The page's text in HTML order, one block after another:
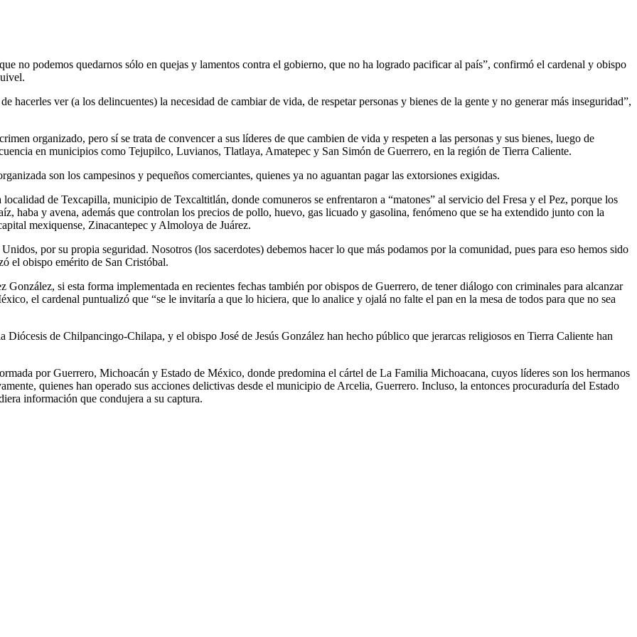
no podemos quedarnos sólo en quejas y lamentos contra el gobierno, que no ha logrado pacificar al país”, confirmó el cardenal y obispo
hacerles ver (a los delincuentes) la necesidad de cambiar de vida, de respetar personas y bienes de la gente y no generar más inseguridad”,
organizado, pero sí se trata de convencer a sus líderes de que cambien de vida y respeten a las personas y sus bienes, luego de
en municipios como Tejupilco, Luvianos, Tlatlaya, Amatepec y San Simón de Guerrero, en la región de Tierra Caliente.
son los campesinos y pequeños comerciantes, quienes ya no aguantan pagar las extorsiones exigidas.
de Texcapilla, municipio de Texcaltitlán, donde comuneros se enfrentaron a “matones” al servicio del Fresa y el Pez, porque los
haba y avena, además que controlan los precios de pollo, huevo, gas licuado y gasolina, fenómeno que se ha extendido junto con la
mexiquense, Zinacantepec y Almoloya de Juárez.
por su propia seguridad. Nosotros (los sacerdotes) debemos hacer lo que más podamos por la comunidad, pues para eso hemos sido
el obispo emérito de San Cristóbal.
si esta forma implementada en recientes fechas también por obispos de Guerrero, de tener diálogo con criminales para alcanzar
el cardenal puntualizó que “se le invitaría a que lo hiciera, que lo analice y ojalá no falte el pan en la mesa de todos para que no sea
de Chilpancingo-Chilapa, y el obispo José de Jesús González han hecho público que jerarcas religiosos en Tierra Caliente han
por Guerrero, Michoacán y Estado de México, donde predomina el cártel de La Familia Michoacana, cuyos líderes son los hermanos
quienes han operado sus acciones delictivas desde el municipio de Arcelia, Guerrero. Incluso, la entonces procuraduría del Estado
información que condujera a su captura.